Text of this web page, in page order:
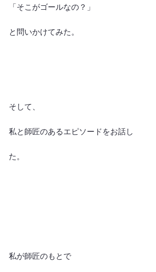
「そこがゴールなの？」
と問いかけてみた。
そして、
私と師匠のあるエピソードをお話し
た。
私が師匠のもとで